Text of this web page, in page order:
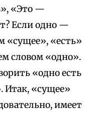
«Это —
Если одно —
«сущее», «есть»
словом «одно».
«одно есть
Итак, «сущее»
имеет